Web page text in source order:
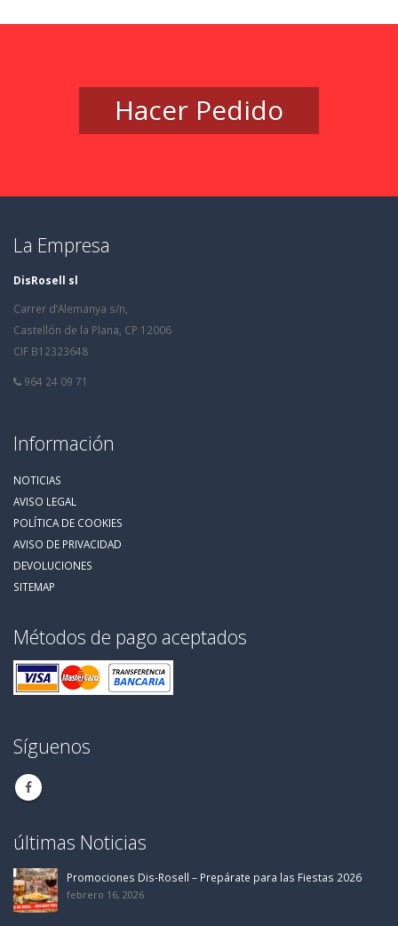
Hacer Pedido
La Empresa
DisRosell sl
Carrer d’Alemanya s/n,
Castellón de la Plana, CP 12006
CIF B12323648
964 24 09 71
Información
NOTICIAS
AVISO LEGAL
POLÍTICA DE COOKIES
AVISO DE PRIVACIDAD
DEVOLUCIONES
SITEMAP
Métodos de pago aceptados
Síguenos
últimas Noticias
Promociones Dis-Rosell – Prepárate para las Fiestas 2026
febrero 16, 2026